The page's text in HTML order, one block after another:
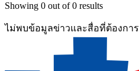
Showing 0 out of0 results
ไม่พบข้อมูลข่าวและสื่อที่ต้องการ